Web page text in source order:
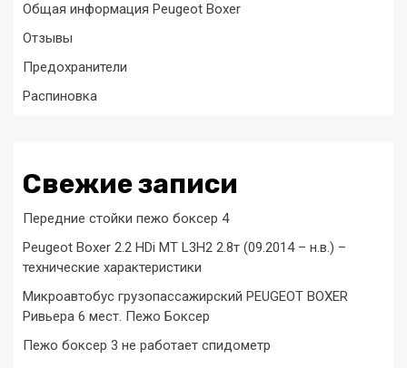
Общая информация Peugeot Boxer
Отзывы
Предохранители
Распиновка
Свежие записи
Передние стойки пежо боксер 4
Peugeot Boxer 2.2 HDi MT L3H2 2.8т (09.2014 – н.в.) –
технические характеристики
Микроавтобус грузопассажирский PEUGEOT BOXER
Ривьера 6 мест. Пежо Боксер
Пежо боксер 3 не работает спидометр